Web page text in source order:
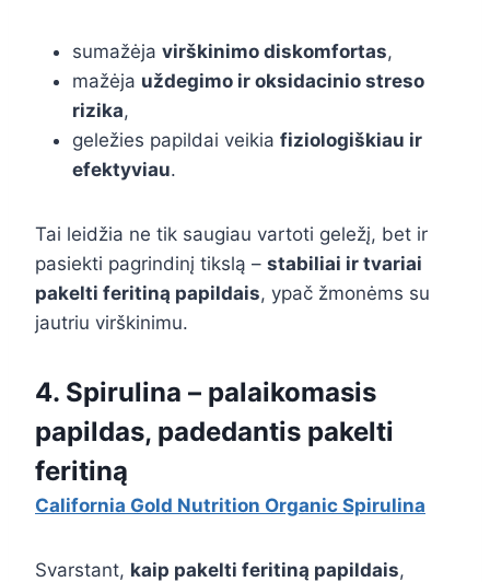
sumažėja virškinimo diskomfortas,
mažėja uždegimo ir oksidacinio streso
rizika,
geležies papildai veikia fiziologiškiau ir
efektyviau.
Tai leidžia ne tik saugiau vartoti geležį, bet ir
pasiekti pagrindinį tikslą – stabiliai ir tvariai
pakelti feritiną papildais, ypač žmonėms su
jautriu virškinimu.
4. Spirulina – palaikomasis
papildas, padedantis pakelti
feritiną
California Gold Nutrition Organic Spirulina
Svarstant, kaip pakelti feritiną papildais,